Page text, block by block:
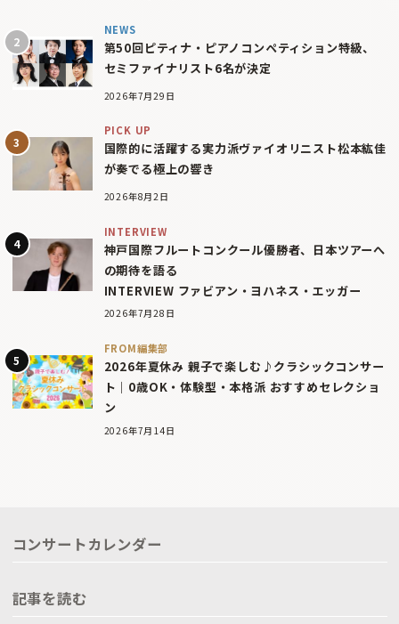
NEWS
第50回ピティナ・ピアノコンペティション特級、
セミファイナリスト6名が決定
2026年7月29日
PICK UP
国際的に活躍する実力派ヴァイオリニスト松本紘佳
が奏でる極上の響き
2026年8月2日
INTERVIEW
神戸国際フルートコンクール優勝者、日本ツアーへ
の期待を語る
INTERVIEW ファビアン・ヨハネス・エッガー
2026年7月28日
FROM編集部
2026年夏休み 親子で楽しむ♪クラシックコンサー
ト｜0歳OK・体験型・本格派 おすすめセレクショ
ン
2026年7月14日
コンサートカレンダー
記事を読む